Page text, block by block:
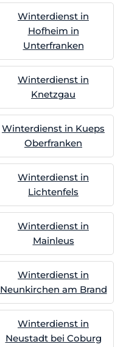
Winterdienst in
Hofheim in
Unterfranken
Winterdienst in
Knetzgau
Winterdienst in Kueps
Oberfranken
Winterdienst in
Lichtenfels
Winterdienst in
Mainleus
Winterdienst in
Neunkirchen am Brand
Winterdienst in
Neustadt bei Coburg